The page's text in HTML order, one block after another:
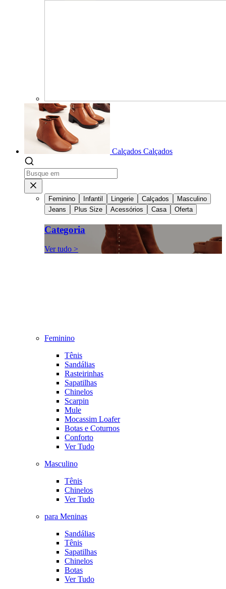
Calçados Calçados
Feminino Infantil Lingerie Calçados
Masculino
Jeans
Plus Size Acessórios Casa Oferta
Categoria
Ver tudo >
Feminino
Tênis
Sandálias
Rasteirinhas
Sapatilhas
Chinelos
Scarpin
Mule
Mocassim Loafer
Botas e Coturnos
Conforto
Ver Tudo
Masculino
Tênis
Chinelos
Ver Tudo
para Meninas
Sandálias
Tênis
Sapatilhas
Chinelos
Botas
Ver Tudo